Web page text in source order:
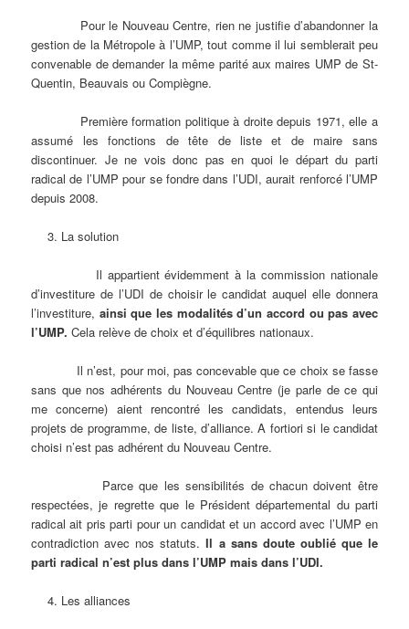
Pour le Nouveau Centre, rien ne justifie d’abandonner la
gestion de la Métropole à l’UMP, tout comme il lui semblerait peu
convenable de demander la même parité aux maires UMP de St-
Quentin, Beauvais ou Compiègne.
Première formation politique à droite depuis 1971, elle a
assumé les fonctions de tête de liste et de maire sans
discontinuer. Je ne vois donc pas en quoi le départ du parti
radical de l’UMP pour se fondre dans l’UDI, aurait renforcé l’UMP
depuis 2008.
La solution
Il appartient évidemment à la commission nationale
d’investiture de l’UDI de choisir le candidat auquel elle donnera
l’investiture, ainsi que les modalités d’un accord ou pas avec
l’UMP.Cela relève de choix et d’équilibres nationaux.
Il n’est, pour moi, pas concevable que ce choix se fasse
sans que nos adhérents du Nouveau Centre (je parle de ce qui
me concerne) aient rencontré les candidats, entendus leurs
projets de programme, de liste, d’alliance. A fortiori si le candidat
choisi n’est pas adhérent du Nouveau Centre.
Parce que les sensibilités de chacun doivent être
respectées, je regrette que le Président départemental du parti
radical ait pris parti pour un candidat et un accord avec l’UMP en
contradiction avec nos statuts.Il a sans doute oublié que le
parti radical n’est plus dans l’UMP mais dans l’UDI.
Les alliances